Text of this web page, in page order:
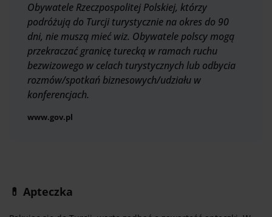
Obywatele Rzeczpospolitej Polskiej, którzy
podróżują do Turcji turystycznie na okres do 90
dni, nie muszą mieć wiz. Obywatele polscy mogą
przekraczać granicę turecką w ramach ruchu
bezwizowego w celach turystycznych lub odbycia
rozmów/spotkań biznesowych/udziału w
konferencjach.
www.gov.pl
💊 Apteczka